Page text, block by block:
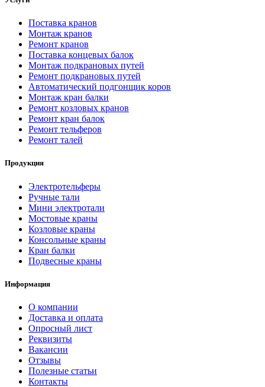
Поставка кранов
Монтаж кранов
Ремонт кранов
Поставка концевых балок
Монтаж подкрановых путей
Ремонт подкрановых путей
Автоматический подгонщик коров
Монтаж кран балки
Ремонт козловых кранов
Ремонт кран балок
Ремонт тельферов
Ремонт талей
Продукция
Электротельферы
Ручные тали
Мини электротали
Мостовые краны
Козловые краны
Консольные краны
Кран балки
Подвесные краны
Информация
О компании
Доставка и оплата
Опросный лист
Реквизиты
Вакансии
Отзывы
Полезные статьи
Контакты